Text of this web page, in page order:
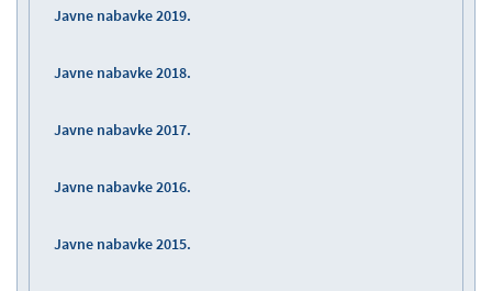
Javne nabavke 2019.
Javne nabavke 2018.
Javne nabavke 2017.
Javne nabavke 2016.
Javne nabavke 2015.